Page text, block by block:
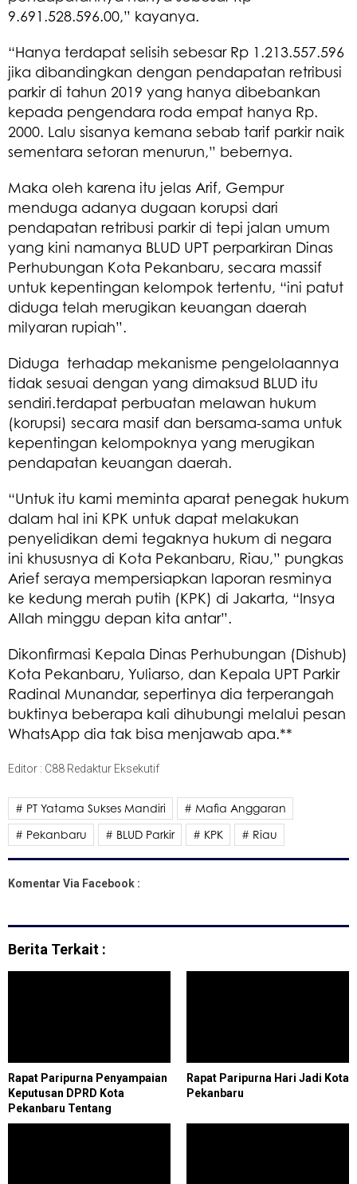
9.691.528.596.00,” kayanya.
“Hanya terdapat selisih sebesar Rp 1.213.557.596
jika dibandingkan dengan pendapatan retribusi
parkir di tahun 2019 yang hanya dibebankan
kepada pengendara roda empat hanya Rp.
2000. Lalu sisanya kemana sebab tarif parkir naik
sementara setoran menurun,” bebernya.
Maka oleh karena itu jelas Arif, Gempur
menduga adanya dugaan korupsi dari
pendapatan retribusi parkir di tepi jalan umum
yang kini namanya BLUD UPT perparkiran Dinas
Perhubungan Kota Pekanbaru, secara massif
untuk kepentingan kelompok tertentu, “ini patut
diduga telah merugikan keuangan daerah
milyaran rupiah”.
Diduga terhadap mekanisme pengelolaannya
tidak sesuai dengan yang dimaksud BLUD itu
sendiri.terdapat perbuatan melawan hukum
(korupsi) secara masif dan bersama-sama untuk
kepentingan kelompoknya yang merugikan
pendapatan keuangan daerah.
“Untuk itu kami meminta aparat penegak hukum
dalam hal ini KPK untuk dapat melakukan
penyelidikan demi tegaknya hukum di negara
ini khususnya di Kota Pekanbaru, Riau,” pungkas
Arief seraya mempersiapkan laporan resminya
ke kedung merah putih (KPK) di Jakarta, “Insya
Allah minggu depan kita antar”.
Dikonfirmasi Kepala Dinas Perhubungan (Dishub)
Kota Pekanbaru, Yuliarso, dan Kepala UPT Parkir
Radinal Munandar, sepertinya dia terperangah
buktinya beberapa kali dihubungi melalui pesan
WhatsApp dia tak bisa menjawab apa.**
Editor : C88 Redaktur Eksekutif
# PT Yatama Sukses Mandiri
# Mafia Anggaran
# Pekanbaru
# BLUD Parkir # KPK # Riau
Komentar Via Facebook :
Berita Terkait :
Rapat Paripurna Penyampaian
Keputusan DPRD Kota
Pekanbaru Tentang
Rekomendasi DPRD Kota
Rapat Paripurna Hari Jadi Kota
Pekanbaru